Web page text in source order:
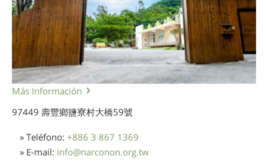
Más Información
97449 壽豐鄉鹽寮村大橋59號
» Teléfono: +886 3 867 1369
» E-mail: info@narconon.org.tw